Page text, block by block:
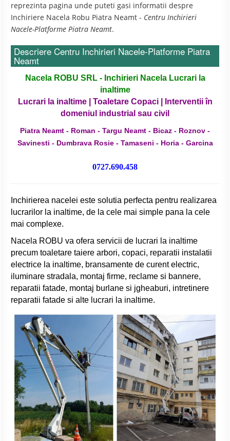
reprezinta pagina unde puteti gasi informatii despre
Inchiriere Nacela Robu Piatra Neamt - Centru Inchirieri
Nacele-Platforme Piatra Neamt.
Descriere Centru Inchirieri Nacele-Platforme Piatra
Neamt
Nacela ROBU SRL - Inchirieri Nacela Lucrari la
inaltime
Lucrari la inaltime | Toaletare Copaci | Interventii în
domeniul industrial sau civil
Piatra Neamt - Roman - Targu Neamt - Bicaz - Roznov -
Savinesti - Dumbrava Rosie - Tamaseni - Horia - Garcina
0727.690.458
Inchirierea nacelei este solutia perfecta pentru realizarea
lucrarilor la inaltime, de la cele mai simple pana la cele
mai complexe.
Nacela ROBU va ofera servicii de lucrari la inaltime
precum toaletare taiere arbori, copaci, reparatii instalatii
electrice la inaltime, bransamente de curent electric,
iluminare stradala, montaj firme, reclame si bannere,
reparatii fatade, montaj burlane si jgheaburi, intretinere
reparatii fatade si alte lucrari la inaltime.